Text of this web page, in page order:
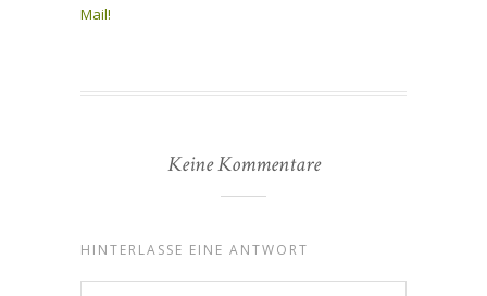
Mail!
Keine Kommentare
HINTERLASSE EINE ANTWORT